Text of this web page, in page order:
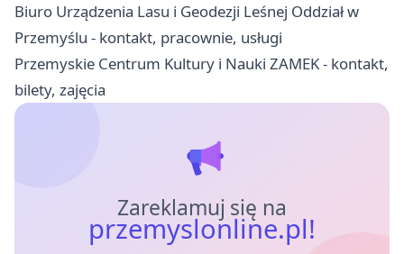
Biuro Urządzenia Lasu i Geodezji Leśnej Oddział w
Przemyślu - kontakt, pracownie, usługi
Przemyskie Centrum Kultury i Nauki ZAMEK - kontakt,
bilety, zajęcia
Zareklamuj się na
przemyslonline.pl!